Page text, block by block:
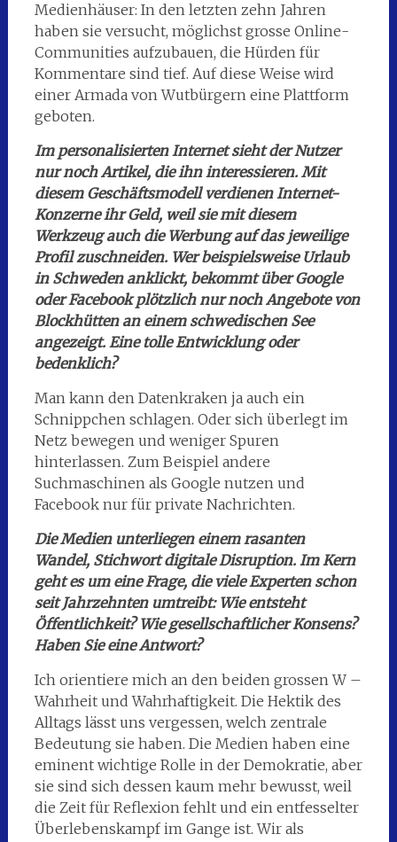
Medienhäuser: In den letzten zehn Jahren
haben sie versucht, möglichst grosse Online-
Communities aufzubauen, die Hürden für
Kommentare sind tief. Auf diese Weise wird
einer Armada von Wutbürgern eine Plattform
geboten.
Im personalisierten Internet sieht der Nutzer
nur noch Artikel, die ihn interessieren. Mit
diesem Geschäftsmodell verdienen Internet-
Konzerne ihr Geld, weil sie mit diesem
Werkzeug auch die Werbung auf das jeweilige
Profil zuschneiden. Wer beispielsweise Urlaub
in Schweden anklickt, bekommt über Google
oder Facebook plötzlich nur noch Angebote von
Blockhütten an einem schwedischen See
angezeigt. Eine tolle Entwicklung oder
bedenklich?
Man kann den Datenkraken ja auch ein
Schnippchen schlagen. Oder sich überlegt im
Netz bewegen und weniger Spuren
hinterlassen. Zum Beispiel andere
Suchmaschinen als Google nutzen und
Facebook nur für private Nachrichten.
Die Medien unterliegen einem rasanten
Wandel, Stichwort digitale Disruption. Im Kern
geht es um eine Frage, die viele Experten schon
seit Jahrzehnten umtreibt: Wie entsteht
Öffentlichkeit? Wie gesellschaftlicher Konsens?
Haben Sie eine Antwort?
Ich orientiere mich an den beiden grossen W –
Wahrheit und Wahrhaftigkeit. Die Hektik des
Alltags lässt uns vergessen, welch zentrale
Bedeutung sie haben. Die Medien haben eine
eminent wichtige Rolle in der Demokratie, aber
sie sind sich dessen kaum mehr bewusst, weil
die Zeit für Reflexion fehlt und ein entfesselter
Überlebenskampf im Gange ist. Wir als